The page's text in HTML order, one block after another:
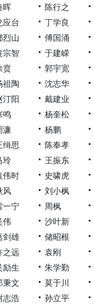
晖 陈行之
应台
丁学良
烈山
傅国涌
宗智
于建嵘
贲
郭宇宽
祖陶
沈志华
汀阳
戴建业
鸣
杨奎松
濂
杨鹏
缉思
陈奉孝
玲
王振东
伟时
史啸虎
风
刘小枫
一宁
周枫
伟
沙叶新
剑雄
储昭根
之远
袁刚
励生
朱学勤
秉文
莫于川
志浩
孙立平